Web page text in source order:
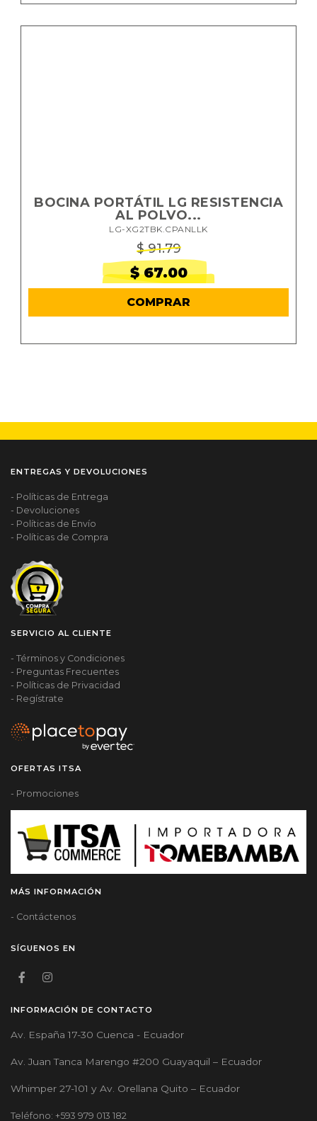
BOCINA PORTÁTIL LG RESISTENCIA
AL POLVO...
LG-XG2TBK.CPANLLK
$ 91.79
$ 67.00
COMPRAR
ENTREGAS Y DEVOLUCIONES
- Políticas de Entrega
- Devoluciones
- Políticas de Envío
- Políticas de Compra
SERVICIO AL CLIENTE
- Términos y Condiciones
- Preguntas Frecuentes
- Políticas de Privacidad
- Regístrate
OFERTAS ITSA
- Promociones
MÁS INFORMACIÓN
- Contáctenos
SÍGUENOS EN
INFORMACIÓN DE CONTACTO
Av. España 17-30 Cuenca - Ecuador
Av. Juan Tanca Marengo #200 Guayaquil – Ecuador
Whimper 27-101 y Av. Orellana Quito – Ecuador
Teléfono: +593 979 013 182